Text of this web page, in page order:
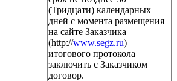
(Тридцати) календарных
дней с момента размещения
на сайте Заказчика
(http://www.segz.ru)
итогового протокола
заключить с Заказчиком
договор.